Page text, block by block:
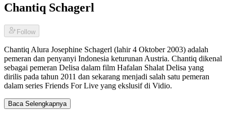
Chantiq Schagerl
Follow
Chantiq Alura Josephine Schagerl (lahir 4 Oktober 2003) adalah
pemeran dan penyanyi Indonesia keturunan Austria. Chantiq dikenal
sebagai pemeran Delisa dalam film Hafalan Shalat Delisa yang
dirilis pada tahun 2011 dan sekarang menjadi salah satu pemeran
dalam series Friends For Live yang ekslusif di Vidio.
Baca Selengkapnya